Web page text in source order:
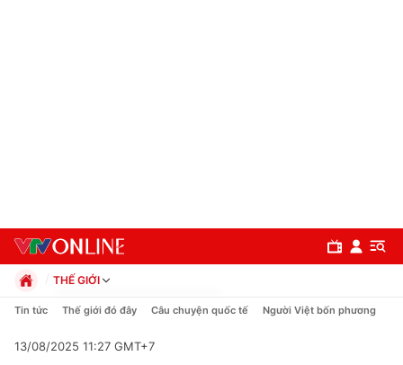
THẾ GIỚI
Chính trị
Pháp luật
Tin tức Thế giới đó đây Câu chuyện quốc tế Người Việt bốn phương
13/08/2025 11:27 GMT+7